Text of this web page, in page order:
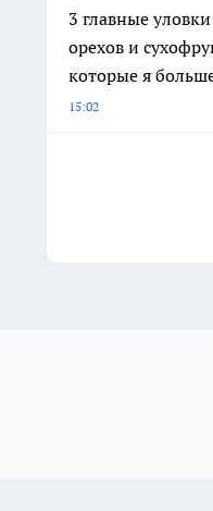
3 главные
орехов и
которые я
15:02